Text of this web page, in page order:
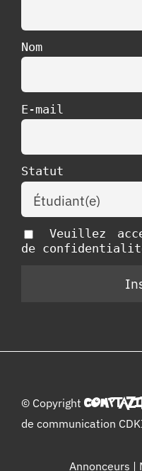
Nom
E-mail
Statut
Veuillez
de
© Copyright
de communication
Annonceurs |